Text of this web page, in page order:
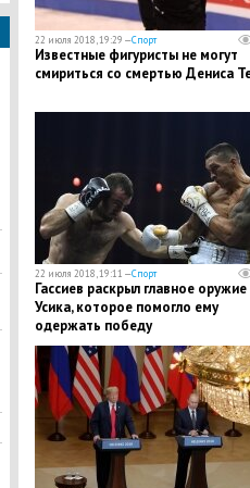
22 июля 2018, 19:29 —Спорт
Известные фигуристы не могут
смириться со смертью Дениса
22 июля 2018, 19:11 —Спорт
Гассиев раскрыл главное оружие
Усика, которое помогло ему
одержать победу